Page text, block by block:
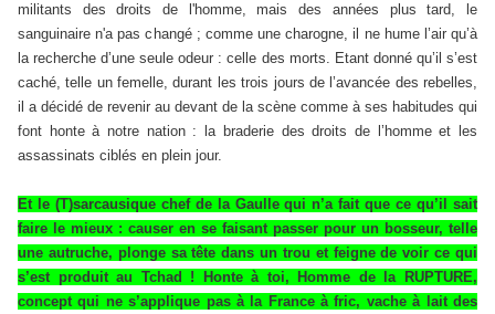
militants des droits de l'homme, mais des années plus tard, le
sanguinaire n'a pas changé ; comme une charogne, il ne hume l’air qu’à
la recherche d’une seule odeur : celle des morts. Etant donné qu’il s’est
caché, telle un femelle, durant les trois jours de l’avancée des rebelles,
il a décidé de revenir au devant de la scène comme à ses habitudes qui
font honte à notre nation : la braderie des droits de l’homme et les
assassinats ciblés en plein jour.
Et le (T)sarcausique chef de la Gaulle qui n’a fait que ce qu’il sait
faire le mieux : causer en se faisant passer pour un bosseur, telle
une autruche, plonge sa tête dans un trou et feigne de voir ce qui
s’est produit au Tchad ! Honte à toi, Homme de la RUPTURE,
concept qui ne s’applique pas à la France à fric, vache à lait des